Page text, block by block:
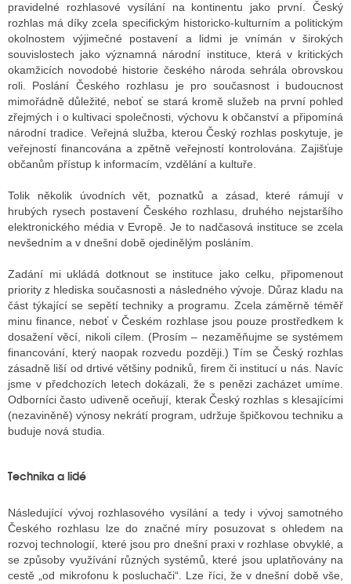
pravidelné rozhlasové vysílání na kontinentu jako první. Český
rozhlas má díky zcela specifickým historicko-kulturním a politickým
okolnostem výjimečné postavení a lidmi je vnímán v širokých
souvislostech jako významná národní instituce, která v kritických
okamžicích novodobé historie českého národa sehrála obrovskou
roli. Poslání Českého rozhlasu je pro současnost i budoucnost
mimořádně důležité, neboť se stará kromě služeb na první pohled
zřejmých i o kultivaci společnosti, výchovu k občanství a připomíná
národní tradice. Veřejná služba, kterou Český rozhlas poskytuje, je
veřejností financována a zpětně veřejností kontrolována. Zajišťuje
občanům přístup k informacím, vzdělání a kultuře.
Tolik několik úvodních vět, poznatků a zásad, které rámují v
hrubých rysech postavení Českého rozhlasu, druhého nejstaršího
elektronického média v Evropě. Je to nadčasová instituce se zcela
nevšedním a v dnešní době ojedinělým posláním.
Zadání mi ukládá dotknout se instituce jako celku, připomenout
priority z hlediska současnosti a následného vývoje. Důraz kladu na
část týkající se sepětí techniky a programu. Zcela záměrně téměř
minu finance, neboť v Českém rozhlase jsou pouze prostředkem k
dosažení věcí, nikoli cílem. (Prosím – nezaměňujme se systémem
financování, který naopak rozvedu později.) Tím se Český rozhlas
zásadně liší od drtivé většiny podniků, firem či institucí u nás. Navíc
jsme v předchozích letech dokázali, že s penězi zacházet umíme.
Odborníci často udiveně oceňují, kterak Český rozhlas s klesajícími
(nezaviněně) výnosy nekrátí program, udržuje špičkovou techniku a
buduje nová studia.
Technika a lidé
Následující vývoj rozhlasového vysílání a tedy i vývoj samotného
Českého rozhlasu lze do značné míry posuzovat s ohledem na
rozvoj technologií, které jsou pro dnešní praxi v rozhlase obvyklé, a
se způsoby využívání různých systémů, které jsou uplatňovány na
cestě „od mikrofonu k posluchači“. Lze říci, že v dnešní době vše,